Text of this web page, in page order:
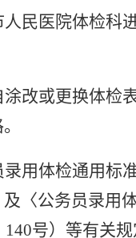
民医院体检科
改或更换体检
用体检通用标
〈公务员录用
140号）等有关